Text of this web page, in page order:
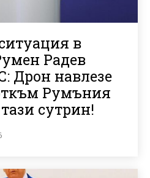
в
Радев
Дрон навлезе
Румъния
сутрин!